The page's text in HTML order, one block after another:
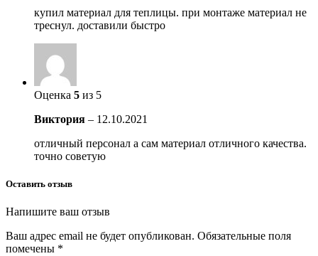
купил материал для теплицы. при монтаже материал не
треснул. доставили быстро
Оценка 5 из 5
Виктория – 12.10.2021
отличный персонал а сам материал отличного качества.
точно советую
Оставить отзыв
Напишите ваш отзыв
Ваш адрес email не будет опубликован. Обязательные поля
помечены *